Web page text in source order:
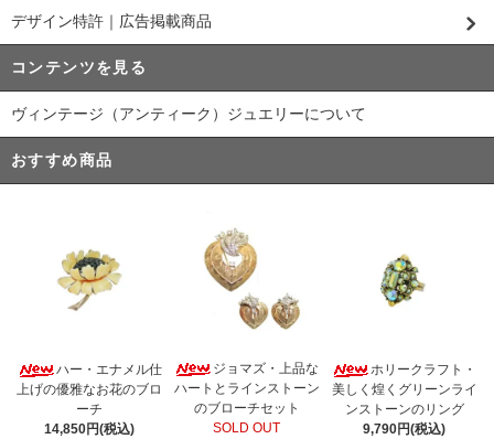
デザイン特許｜広告掲載商品
コンテンツを見る
ヴィンテージ（アンティーク）ジュエリーについて
おすすめ商品
ハー・エナメル仕
上げの優雅なお花のブロ
ーチ
14,850円(税込)
ジョマズ・上品な
ハートとラインストーン
のブローチセット
SOLD OUT
ホリークラフト・
美しく煌くグリーンライ
ンストーンのリング
9,790円(税込)